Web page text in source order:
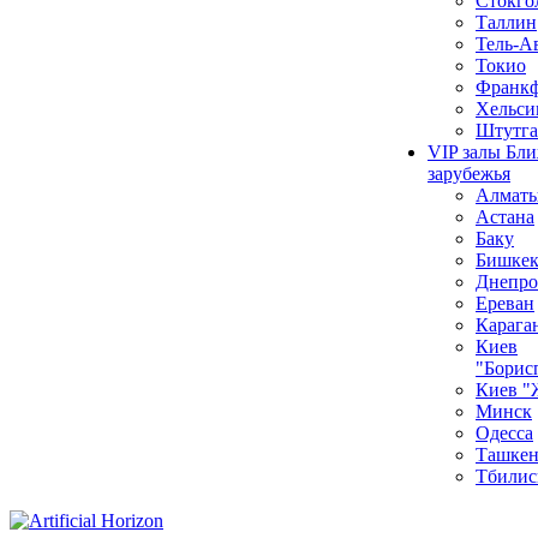
Таллин
Тель-
Токио
VIP залы
зарубежья
Астана
Баку
Бишкек
Ереван
Киев
Киев
Минск
Одесса